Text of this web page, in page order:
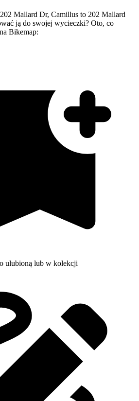
Mallard Dr, Camillus to 202 Mallard
ją do swojej wycieczki? Oto, co
Bikemap:
ulubioną lub w kolekcji